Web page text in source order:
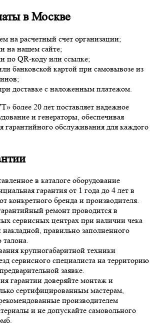
в Москве
на расчетный счет организации;
на нашем сайте;
по QR-коду или ссылке;
банковской картой при самовывозе из
доставке с наложенным платежом.
более 20 лет поставляет надежное
и генераторы, обеспечивая
гарантийного обслуживания для каждого
в каталоге оборудование
гарантия от 1 года до 4 лет в
конкретного бренда и производителя.
ремонт проводится в
сервисных центрах при наличии чека
правильно заполненного
талона.
крупногабаритной техники
сервисного специалиста на территорию
заявке.
гарантии доверяйте монтаж и
сертифицированным мастерам,
производителем
и не допускайте самовольного